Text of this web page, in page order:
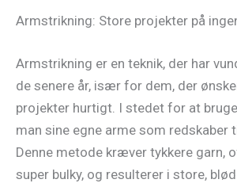
Armstrikning: Store projekter på
Armstrikning er en teknik, der har
de senere år, især for dem, der
projekter hurtigt. I stedet for at
man sine egne arme som redskaber
Denne metode kræver tykkere garn,
super bulky, og resulterer i store,